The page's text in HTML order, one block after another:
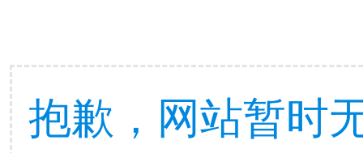
抱歉，网站暂时